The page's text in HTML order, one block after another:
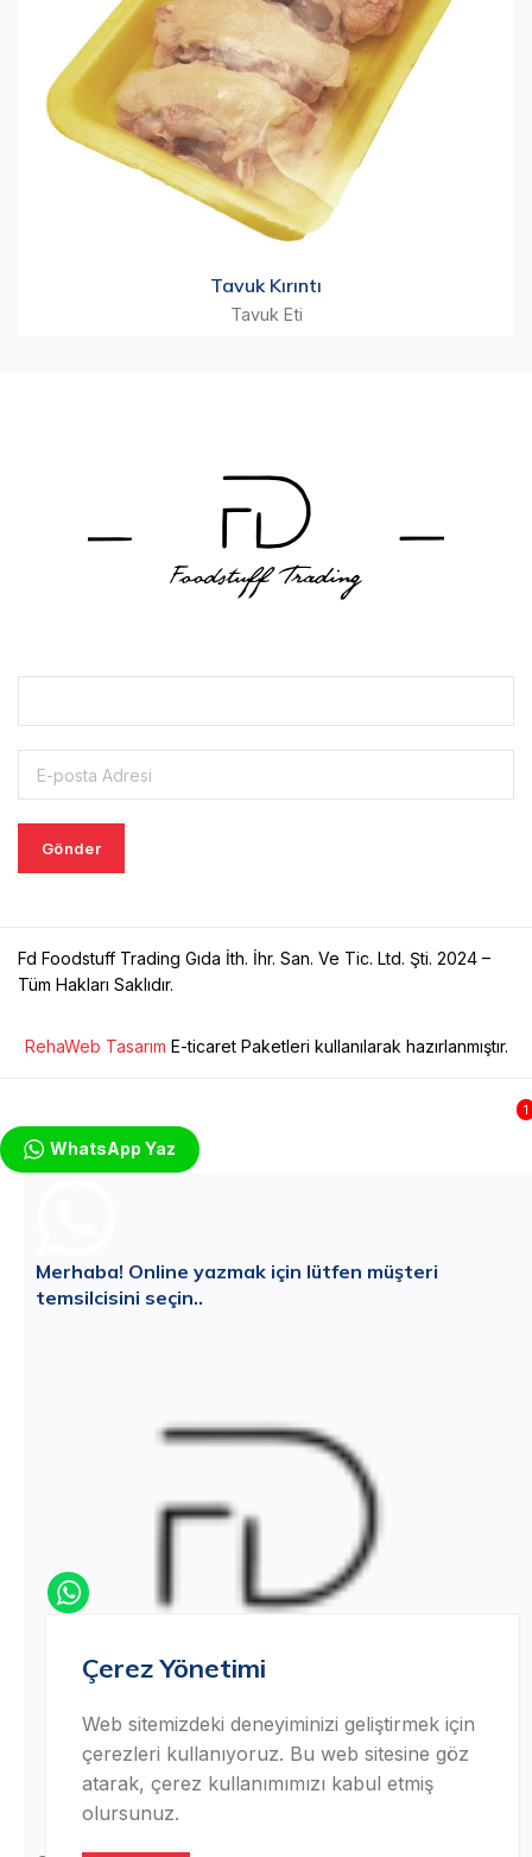
Tavuk Kırıntı
Tavuk Eti
Fd Foodstuff Trading Gıda İth. İhr. San. Ve Tic. Ltd. Şti. 2024 –
Tüm Hakları Saklıdır.
RehaWeb Tasarım E-ticaret Paketleri kullanılarak hazırlanmıştır.
Çerez Yönetimi
Web sitemizdeki deneyiminizi geliştirmek için
çerezleri kullanıyoruz. Bu web sitesine göz
atarak, çerez kullanımımızı kabul etmiş
olursunuz.
WhatsApp Yaz
1
Merhaba! Online yazmak için lütfen müşteri
temsilcisini seçin..
Satış -Çevrimiçi